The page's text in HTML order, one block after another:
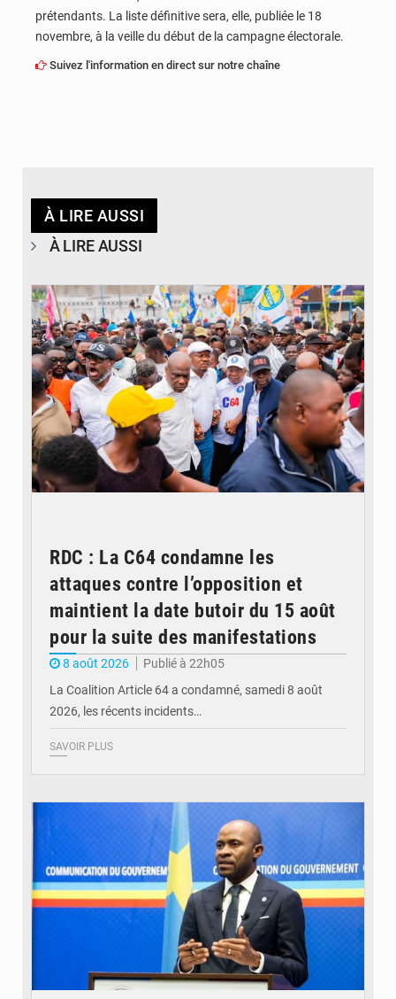
prétendants. La liste définitive sera, elle, publiée le 18
novembre, à la veille du début de la campagne électorale.
Suivez l'information en direct sur notre chaîne
À LIRE AUSSI
À LIRE AUSSI
RDC : La C64 condamne les
attaques contre l’opposition et
maintient la date butoir du 15 août
pour la suite des manifestations
8 août 2026
Publié à 22h05
La Coalition Article 64 a condamné, samedi 8 août
2026, les récents incidents…
SAVOIR PLUS